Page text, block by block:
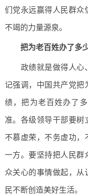
们党永远赢得人民群众
不竭的力量源泉。
把为老百姓办了多少
政绩就是做得人心、
记强调，中国共产党把
绩，把为老百姓办了
准。各级领导干部要树
不慕虚荣，不务虚功，
一方。要坚持把人民群
众关心的事情做起，从
民不断创造美好生活。